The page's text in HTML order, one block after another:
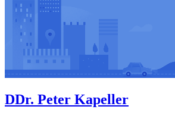
DDr. Peter Kapeller